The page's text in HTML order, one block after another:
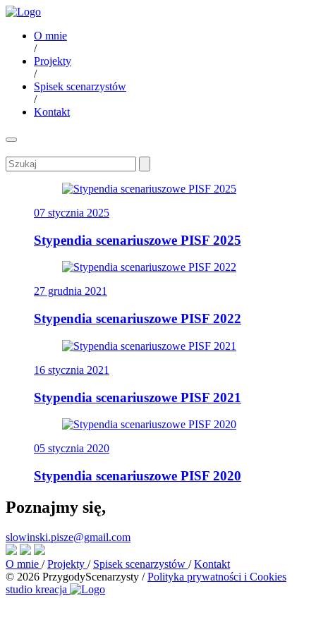
O mnie
/
Projekty
/
Spisek scenarzystów
/
Kontakt
07 stycznia 2025
Stypendia scenariuszowe PISF 2025
27 grudnia 2021
Stypendia scenariuszowe PISF 2022
16 stycznia 2021
Stypendia scenariuszowe PISF 2021
05 stycznia 2020
Stypendia scenariuszowe PISF 2020
Poznajmy się,
slowinski.pisze@gmail.com
O mnie / Projekty / Spisek scenarzystów / Kontakt
© 2026 PrzygodyScenarzysty / Polityka prywatności i Cookies
studio kreacja